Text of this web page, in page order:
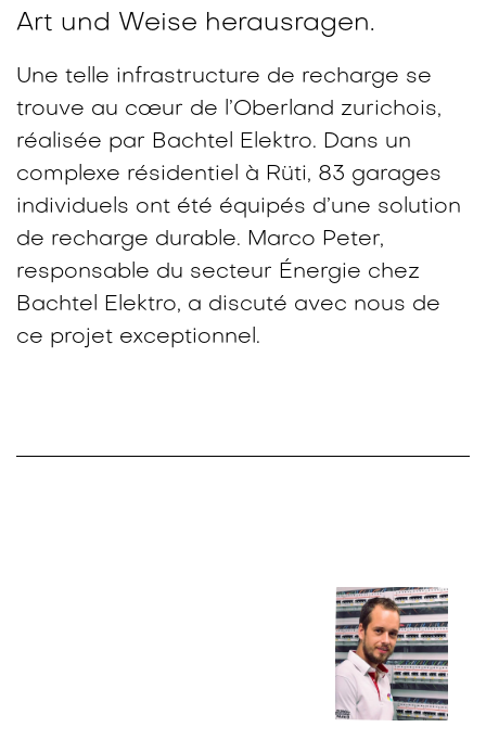
Art und Weise herausragen.
Une telle infrastructure de recharge se
trouve au cœur de l’Oberland zurichois,
réalisée par Bachtel Elektro. Dans un
complexe résidentiel à Rüti, 83 garages
individuels ont été équipés d’une solution
de recharge durable. Marco Peter,
responsable du secteur Énergie chez
Bachtel Elektro, a discuté avec nous de
ce projet exceptionnel.